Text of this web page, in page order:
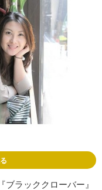
ラッククローバー』